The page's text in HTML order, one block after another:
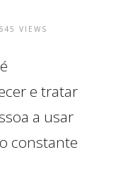
VIEWS
e tratar
a usar
constante